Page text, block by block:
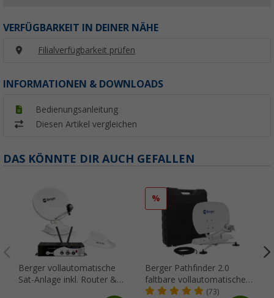
VERFÜGBARKEIT IN DEINER NÄHE
Filialverfügbarkeit prüfen
INFORMATIONEN & DOWNLOADS
Bedienungsanleitung
Diesen Artikel vergleichen
DAS KÖNNTE DIR AUCH GEFALLEN
Berger vollautomatische
Sat-Anlage inkl. Router &
%
Berger Pathfinder 2.0
faltbare vollautomatische
Sat-Anlage Weiß(73)